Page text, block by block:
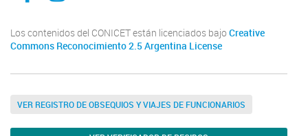
Los contenidos del CONICET están licenciados bajo Creative
Commons Reconocimiento 2.5 Argentina License
VER REGISTRO DE OBSEQUIOS Y VIAJES DE FUNCIONARIOS